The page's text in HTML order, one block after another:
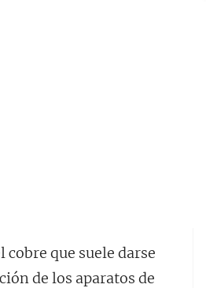
cobre que suele darse
de los aparatos de